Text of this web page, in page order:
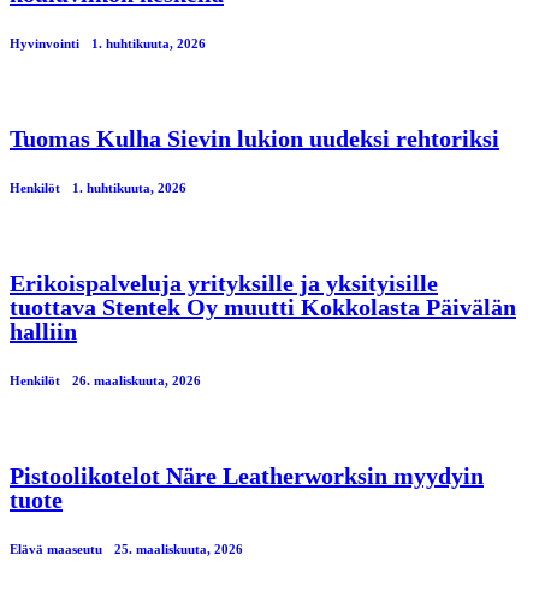
Hyvinvointi 1. huhtikuuta, 2026
Tuomas Kulha Sievin lukion uudeksi rehtoriksi
Henkilöt 1. huhtikuuta, 2026
Erikoispalveluja yrityksille ja yksityisille
tuottava Stentek Oy muutti Kokkolasta Päivälän
halliin
Henkilöt 26. maaliskuuta, 2026
Pistoolikotelot Näre Leatherworksin myydyin
tuote
Elävä maaseutu 25. maaliskuuta, 2026